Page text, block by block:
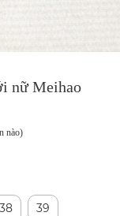
nữ Meihao
nào)
38 39